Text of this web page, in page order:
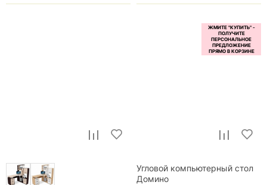
Угловой компьютерный стол
Домино